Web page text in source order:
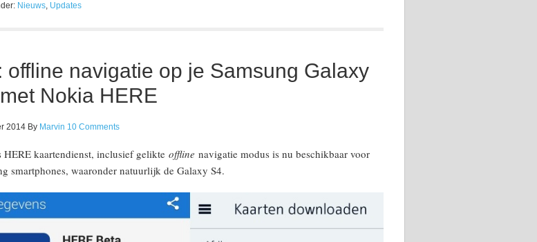
Nieuws, Updates
offline navigatie op je Samsung Galaxy
Nokia HERE
2014 By Marvin 10 Comments
HERE kaartendienst, inclusief gelikte offline navigatie modus is nu beschikbaar voor
smartphones, waaronder natuurlijk de Galaxy S4.